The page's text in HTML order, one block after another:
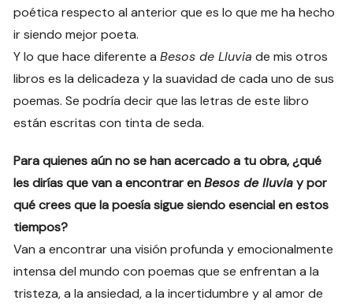
poética respecto al anterior que es lo que me ha hecho
ir siendo mejor poeta.
Y lo que hace diferente aBesos de Lluvia de mis otros
libros es la delicadeza y la suavidad de cada uno de sus
poemas. Se podría decir que las letras de este libro
están escritas con tinta de seda.
Para quienes aún no se han acercado a tu obra, ¿qué
les dirías que van a encontrar enBesos de lluviay por
qué crees que la poesía sigue siendo esencial en estos
tiempos?
Van a encontrar una visión profunda y emocionalmente
intensa del mundo con poemas que se enfrentan a la
tristeza, a la ansiedad, a la incertidumbre y al amor de